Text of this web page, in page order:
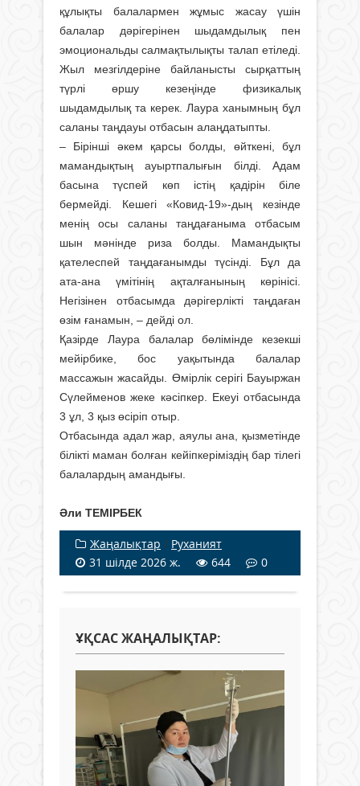
құлықты балалармен жұмыс жасау үшін
балалар дәрігерінен шыдамдылық пен
эмоциональды салмақтылықты талап етіледі.
Жыл мезгілдеріне байланысты сырқаттың
түрлі өршу кезеңінде физикалық
шыдамдылық та керек. Лаура ханымның бұл
саланы таңдауы отбасын алаңдатыпты.
– Бірінші әкем қарсы болды, өйткені, бұл
мамандықтың ауыртпалығын білді. Адам
басына түспей көп істің қадірін біле
бермейді. Кешегі «Ковид-19»-дың кезінде
менің осы саланы таңдағаныма отбасым
шын мәнінде риза болды. Мамандықты
қателеспей таңдағанымды түсінді. Бұл да
ата-ана үмітінің ақталғанының көрінісі.
Негізінен отбасымда дәрігерлікті таңдаған
өзім ғанамын, – дейді ол.
Қазірде Лаура балалар бөлімінде кезекші
мейірбике, бос уақытында балалар
массажын жасайды. Өмірлік серігі Бауыржан
Сүлейменов жеке кәсіпкер. Екеуі отбасында
3 ұл, 3 қыз өсіріп отыр.
Отбасында адал жар, аяулы ана, қызметінде
білікті маман болған кейіпкеріміздің бар тілегі
балалардың амандығы.
Әли ТЕМІРБЕК
Жаңалықтар / Руханият
31 шілде 2026 ж.
644 0
ҰҚСАС ЖАҢАЛЫҚТАР: